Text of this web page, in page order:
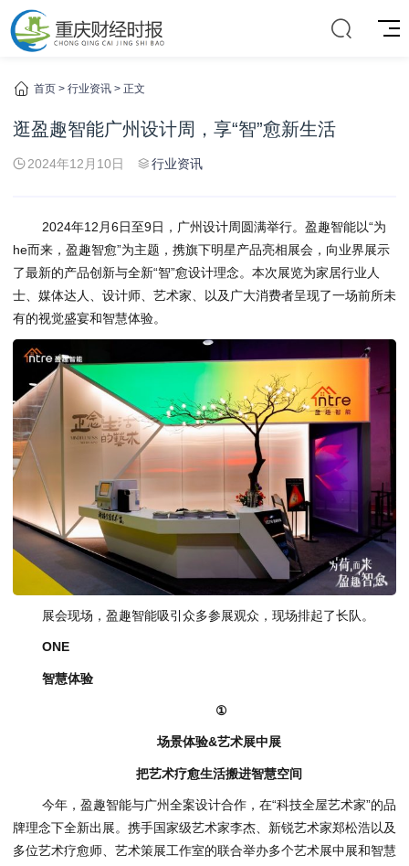
首页 > 行业资讯 > 正文
逛盈趣智能广州设计周，享“智”愈新生活
2024年12月10日 行业资讯
2024年12月6日至9日，广州设计周圆满举行。盈趣智能以“为
he而来，盈趣智愈”为主题，携旗下明星产品亮相展会，向业界展示
了最新的产品创新与全新“智”愈设计理念。本次展览为家居行业人
士、媒体达人、设计师、艺术家、以及广大消费者呈现了一场前所未
有的视觉盛宴和智慧体验。
展会现场，盈趣智能吸引众多参展观众，现场排起了长队。
ONE
智慧体验
①
场景体验&艺术展中展
把艺术疗愈生活搬进智慧空间
今年，盈趣智能与广州全案设计合作，在“科技全屋艺术家”的品
牌理念下全新出展。携手国家级艺术家李杰、新锐艺术家郑松浩以及
多位艺术疗愈师、艺术策展工作室的联合举办多个艺术展中展和智慧